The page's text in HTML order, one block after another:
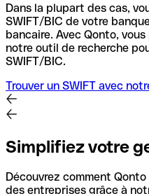
Dans la plupart des cas,
SWIFT/BIC de votre
bancaire. Avec Qonto,
notre outil de recherche
SWIFT/BIC.
Trouver un SWIFT avec
Simplifiez votre
Découvrez comment
des entreprises grâce à